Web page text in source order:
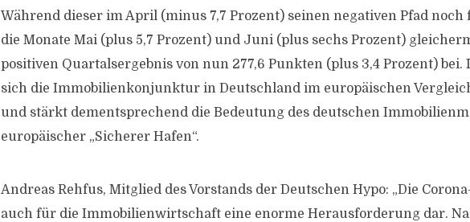
Während dieser im April (minus 7,7 Prozent) seinen negativen Pfad
die Monate Mai (plus 5,7 Prozent) und Juni (plus sechs Prozent)
positiven Quartalsergebnis von nun 277,6 Punkten (plus 3,4 Prozent) bei.
sich die Immobilienkonjunktur in Deutschland im europäischen
und stärkt dementsprechend die Bedeutung des deutschen
europäischer „Sicherer Hafen“.
Andreas Rehfus, Mitglied des Vorstands der Deutschen Hypo: „Die
auch für die Immobilienwirtschaft eine enorme Herausforderung dar.